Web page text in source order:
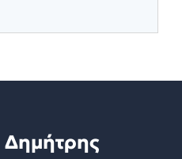
Δημήτρης